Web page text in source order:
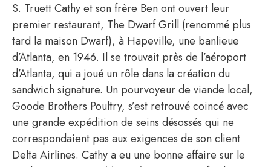
S. Truett Cathy et son frère Ben ont ouvert leur
premier restaurant, The Dwarf Grill (renommé plus
tard la maison Dwarf), à Hapeville, une banlieue
d’Atlanta, en 1946. Il se trouvait près de l’aéroport
d’Atlanta, qui a joué un rôle dans la création du
sandwich signature. Un pourvoyeur de viande local,
Goode Brothers Poultry, s’est retrouvé coincé avec
une grande expédition de seins désossés qui ne
correspondaient pas aux exigences de son client
Delta Airlines. Cathy a eu une bonne affaire sur le